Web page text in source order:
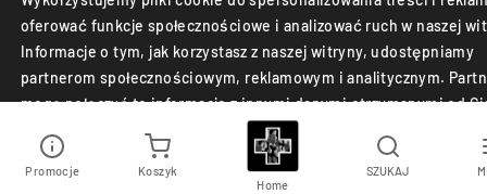
Promocje
Koszyk
Home
SZUKAJ
oferować funkcje społecznościowe i analizować ruch w naszej
Informacje o tym, jak korzystasz z naszej witryny, udostępniamy
partnerom społecznościowym, reklamowym i analitycznym.
mogą połączyć te informacje z innymi danymi otrzymanymi od
lub uzyskanymi podczas korzystania z ich usług.
Akceptuj Odrzuć